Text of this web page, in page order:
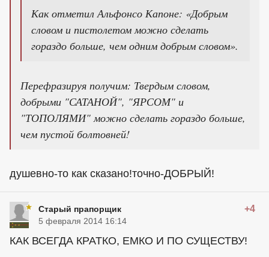
Как отметил Альфонсо Капоне: «Добрым
словом и пистолетом можно сделать
гораздо больше, чем одним добрым словом».
Перефразируя получим: Твердым словом,
добрыми "САТАНОЙ", "ЯРСОМ" и
"ТОПОЛЯМИ" можно сделать гораздо больше,
чем пустой болтовней!
душевно-то как сказано!точно-ДОБРЫЙ!
Старый прапорщик +4
5 февраля 2014 16:14
КАК ВСЕГДА КРАТКО, ЕМКО И ПО СУЩЕСТВУ!